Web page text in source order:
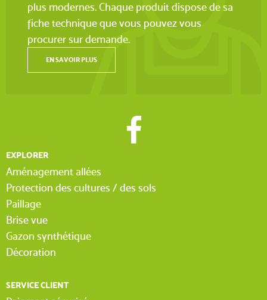
plus modernes. Chaque produit dispose de sa
fiche technique que vous pouvez vous
procurer sur demande.
EN SAVOIR PLUS
EXPLORER
Aménagement allées
Protection des cultures / des sols
Paillage
Brise vue
Gazon synthétique
Décoration
SERVICE CLIENT